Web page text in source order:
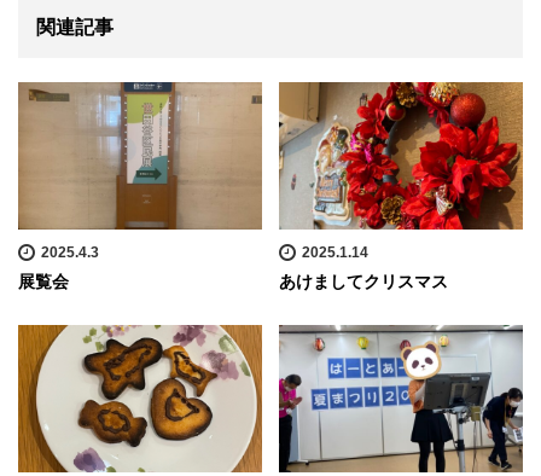
関連記事
2025.4.3
展覧会
2025.1.14
あけましてクリスマス